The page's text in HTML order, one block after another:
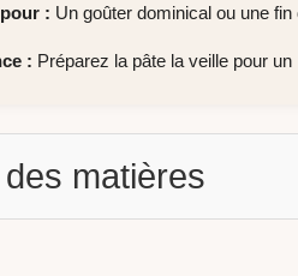
: Un goûter dominical ou une
: Préparez la pâte la veille pour
matières